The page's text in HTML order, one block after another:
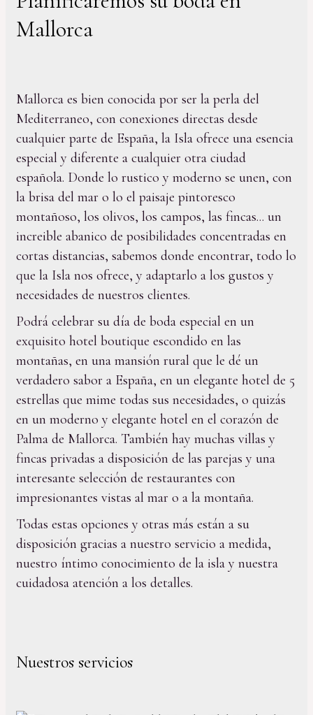
Mallorca
Mallorca es bien conocida por ser la perla del
Mediterraneo, con conexiones directas desde
cualquier parte de España, la Isla ofrece una esencia
especial y diferente a cualquier otra ciudad
española. Donde lo rustico y moderno se unen, con
la brisa del mar o lo el paisaje pintoresco
montañoso, los olivos, los campos, las fincas... un
increible abanico de posibilidades concentradas en
cortas distancias, sabemos donde encontrar, todo lo
que la Isla nos ofrece, y adaptarlo a los gustos y
necesidades de nuestros clientes.
Podrá celebrar su día de boda especial en un
exquisito hotel boutique escondido en las
montañas, en una mansión rural que le dé un
verdadero sabor a España, en un elegante hotel de 5
estrellas que mime todas sus necesidades, o quizás
en un moderno y elegante hotel en el corazón de
Palma de Mallorca. También hay muchas villas y
fincas privadas a disposición de las parejas y una
interesante selección de restaurantes con
impresionantes vistas al mar o a la montaña.
Todas estas opciones y otras más están a su
disposición gracias a nuestro servicio a medida,
nuestro íntimo conocimiento de la isla y nuestra
cuidadosa atención a los detalles.
Nuestros servicios